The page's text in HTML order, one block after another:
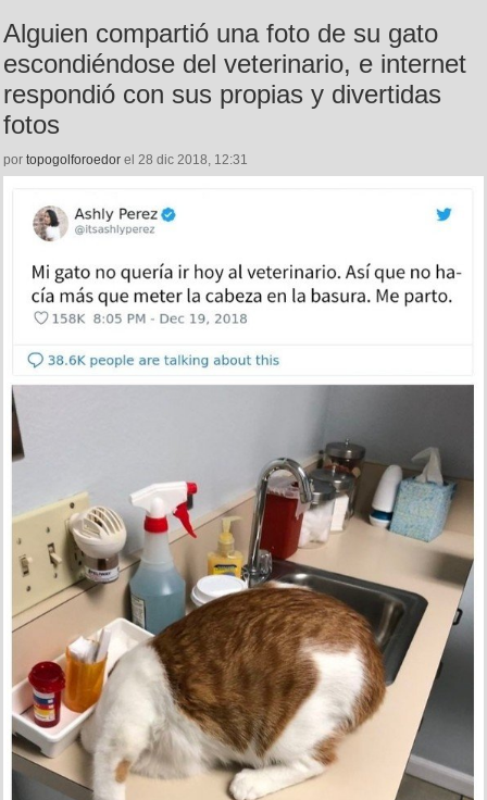
Alguien compartió una foto de su gato
escondiéndose del veterinario, e internet
respondió con sus propias y divertidas
fotos
por topogolforoedor el 28 dic 2018, 12:31